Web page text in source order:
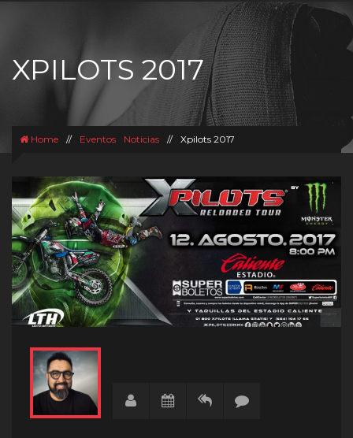
XPILOTS 2017
Home // Eventos Noticias // Xpilots 2017